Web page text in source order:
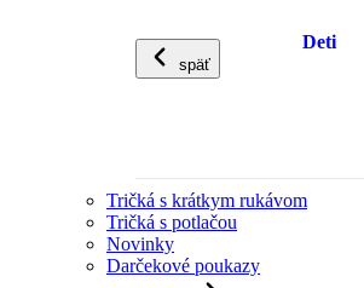
späť
Deti
Tričká s krátkym rukávom
Tričká s potlačou
Novinky
Darčekové poukazy